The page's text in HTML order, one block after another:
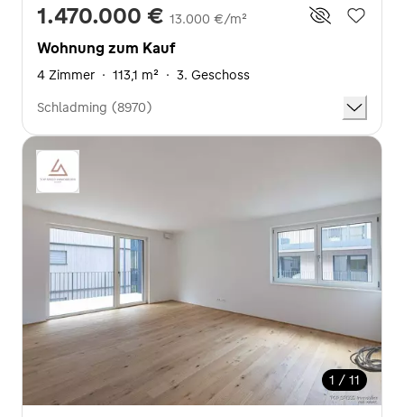
1.470.000 € 13.000 €/m²
Wohnung zum Kauf
4 Zimmer · 113,1 m² · 3. Geschoss
Schladming (8970)
1 / 11